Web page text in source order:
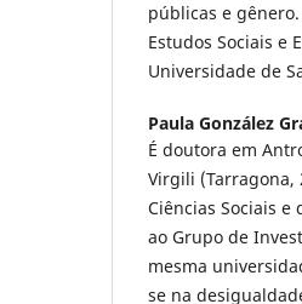
públicas e
Estudos Sociais e
Universidade de
Paula González
É doutora em
Virgili (Tarragona,
Ciências Sociais
ao Grupo de
mesma
se na